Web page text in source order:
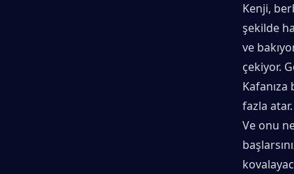
Kenji,
şekilde
ve
çekiyor.
fazla atar.
Ve onu